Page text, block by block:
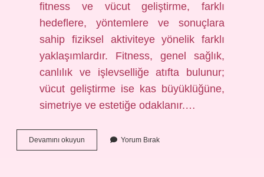
fitness ve vücut geliştirme, farklı
hedeflere, yöntemlere ve sonuçlara
sahip fiziksel aktiviteye yönelik farklı
yaklaşımlardır. Fitness, genel sağlık,
canlılık ve işlevselliğe atıfta bulunur;
vücut geliştirme ise kas büyüklüğüne,
simetriye ve estetiğe odaklanır.…
Devamını okuyun
Ile
Yorum Bırak